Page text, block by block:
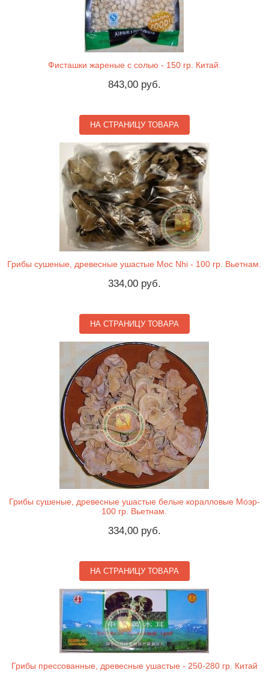
Фисташки жареные с солью - 150 гр. Китай.
843,00 руб.
НА СТРАНИЦУ ТОВАРА
Грибы сушеные, древесные ушастые Moc Nhi - 100 гр. Вьетнам.
334,00 руб.
НА СТРАНИЦУ ТОВАРА
Грибы сушеные, древесные ушастые белые коралловые Моэр-
100 гр. Вьетнам.
334,00 руб.
НА СТРАНИЦУ ТОВАРА
Грибы прессованные, древесные ушастые - 250-280 гр. Китай